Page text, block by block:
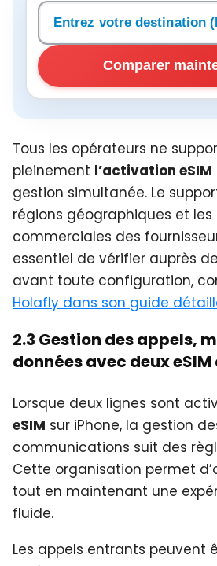
Rechercher une destination
Comparer
Tous les opérateurs ne
pleinement l’activation eSIM
gestion simultanée. Le
régions géographiques et les
commerciales des
essentiel de vérifier auprès
avant toute configuration,
Holafly dans son guide
2.3 Gestion des appels,
données avec deux
Lorsque deux lignes sont
eSIM sur iPhone, la gestion
communications suit des
Cette organisation permet
tout en maintenant une
fluide.
Les appels entrants peuvent